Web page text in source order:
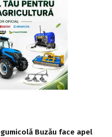
Buzău face apel